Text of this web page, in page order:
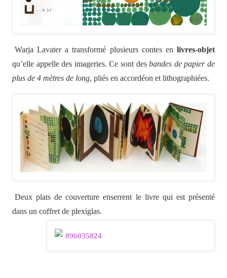
Warja Lavater a transformé plusieurs contes enlivres-objet
qu’elle appelle des imageries. Ce sont desbandes de papier de
plus de 4 mètres de long, pliés en accordéon et lithographiées.
Deux plats de couverture enserrent le livre qui est présenté
dans un coffret de plexiglas.